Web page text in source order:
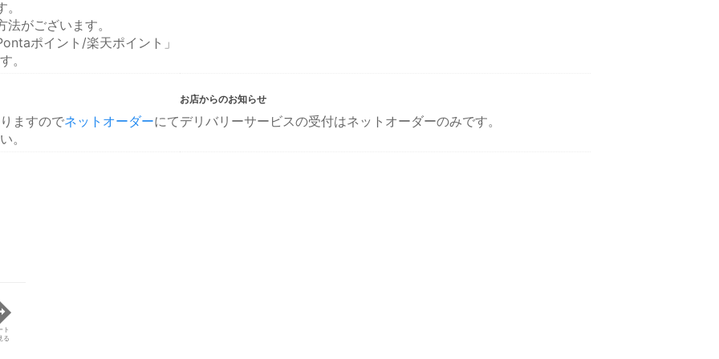
がございます。
ポイント/楽天ポイント」
。
ますのでネットオーダーにて
。
お店からのお知らせ
デリバリーサービスの受付はネットオーダーのみです。
ト
る